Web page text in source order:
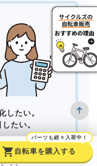
したい。
たい。
shopping_cart
パーツも続々入荷中！
自転車を購入する